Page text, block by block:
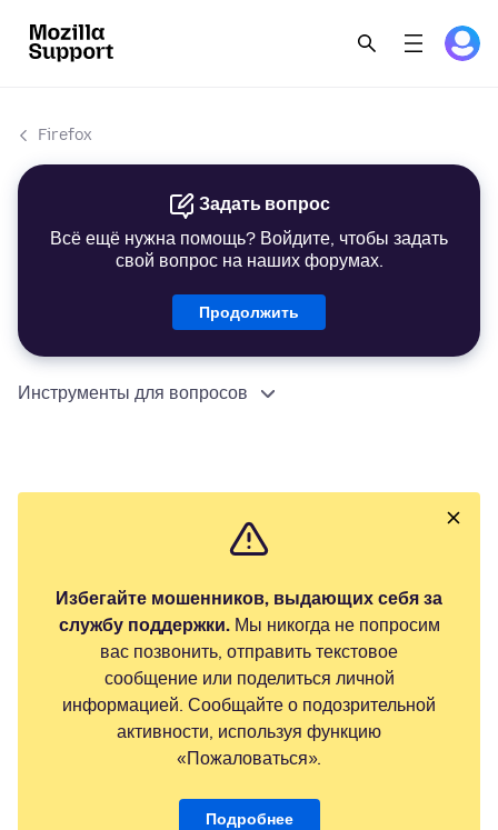
Firefox
Задать вопрос
Всё ещё нужна помощь? Войдите, чтобы задать
свой вопрос на наших форумах.
Продолжить
Инструменты для вопросов
Избегайте мошенников, выдающих себя за
службу поддержки.Мы никогда не попросим
вас позвонить, отправить текстовое
сообщение или поделиться личной
информацией. Сообщайте о подозрительной
активности, используя функцию
«Пожаловаться».
Подробнее